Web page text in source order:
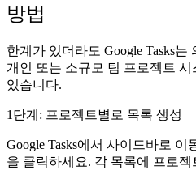
방법
한계가 있더라도 Google Tasks
개인 또는 소규모 팀 프로젝트
있습니다.
1단계: 프로젝트별로 목록 생성
Google Tasks에서 사이드바로 이
을 클릭하세요. 각 목록에 프로